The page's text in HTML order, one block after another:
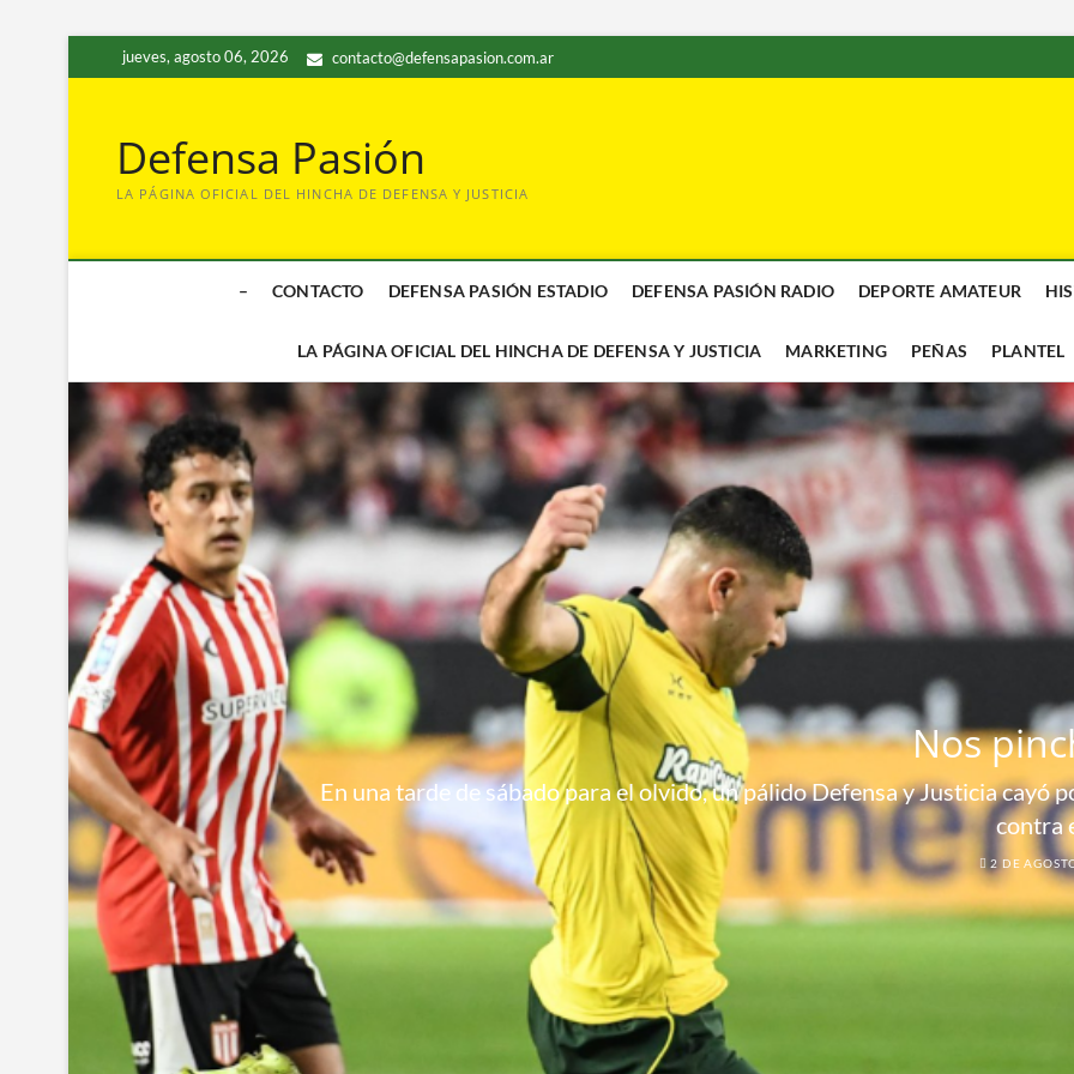
al
jueves, agosto 06, 2026 contacto@defensapasion.com.ar
Defensa Pasión
LA PÁGINA OFICIAL DEL HINCHA DE DEFENSA Y JUSTICIA
– CONTACTO DEFENSA PASIÓN ESTADIO DEFENSA PASIÓN RADIO DEPORTE AMATEUR
LA PÁGINA OFICIAL DEL HINCHA DE DEFENSA Y JUSTICIA MARKETING PEÑAS PLANTEL
Nos
En una tarde de sábado para el olvido, un pálido Defensa y Justicia cayó
contra
2 DE